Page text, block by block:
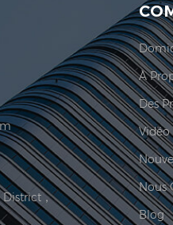
District，
À
Des
Vidéo
Nous
Blog